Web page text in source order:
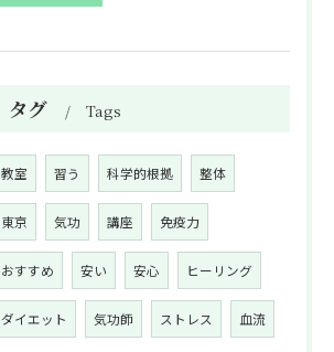
タグ Tags
教室 習う 科学的根拠 整体
東京 気功 講座 免疫力
おすすめ 安い 安心 ヒーリング
ダイエット 気功師 ストレス 血流